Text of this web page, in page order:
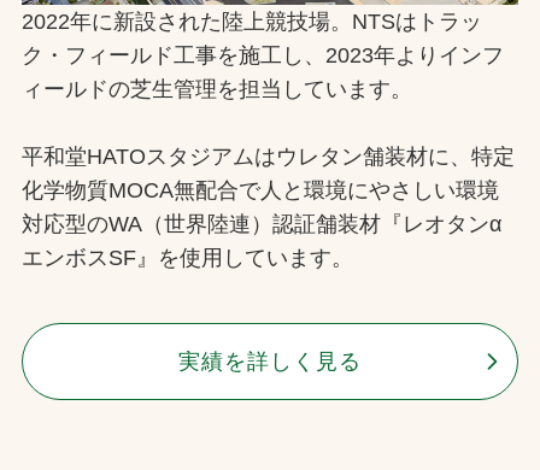
2022年に新設された陸上競技場。NTSはトラッ
ク・フィールド工事を施工し、2023年よりインフ
ィールドの芝生管理を担当しています。
平和堂HATOスタジアムはウレタン舗装材に、特定
化学物質MOCA無配合で人と環境にやさしい環境
対応型のWA（世界陸連）認証舗装材『レオタンα
エンボスSF』を使用しています。
実績を詳しく見る